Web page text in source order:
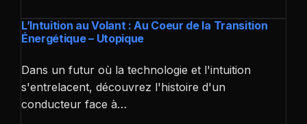
L’Intuition au Volant : Au Coeur de la Transition
Énergétique – Utopique
Dans un futur où la technologie et l'intuition
s'entrelacent, découvrez l'histoire d'un
conducteur face à…